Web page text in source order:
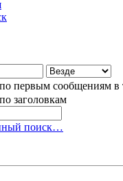
первым сообщениям в
заголовкам
поиск…